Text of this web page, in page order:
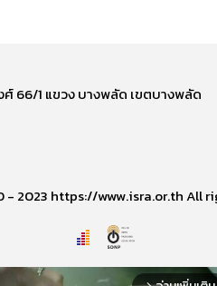
ศ์ 66/1 แขวง บางพลัด เขตบางพลัด
- 2023 https://www.isra.or.th All